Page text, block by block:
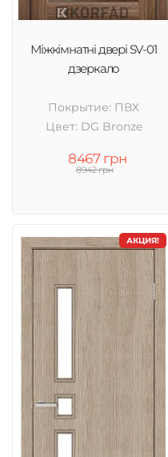
Міжкімнатні двері SV-01
дзеркало
Покрытие: ПВХ
Цвет: DG Bronze
8467 грн
8942 грн
АКЦИЯ!